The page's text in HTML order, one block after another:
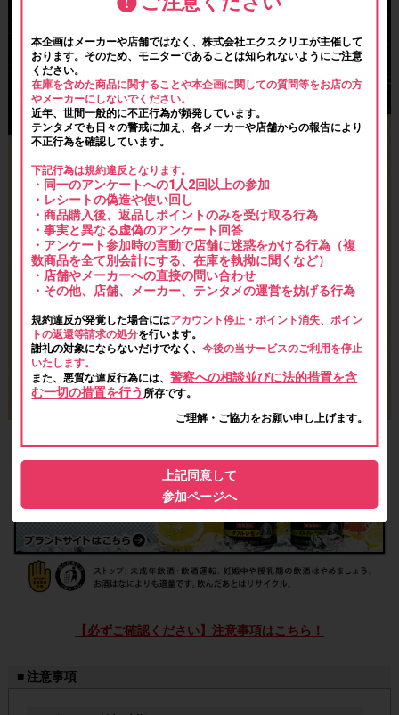
【必ずご確認ください】注意事項はこちら！
■ 注意事項
本企画はメーカーや店舗ではなく、株式会社エクスクリエが主催して
おります。そのため、モニターであることは知られないようにご注意
ください。
在庫を含めた商品に関することや本企画に関しての質問等をお店の方
やメーカーにしないでください。
近年、世間一般的に不正行為が頻発しています。
テンタメでも日々の警戒に加え、各メーカーや店舗からの報告により
不正行為を確認しています。
下記行為は規約違反となります。
・同一のアンケートへの1人2回以上の参加
・レシートの偽造や使い回し
・商品購入後、返品しポイントのみを受け取る行為
・事実と異なる虚偽のアンケート回答
・アンケート参加時の言動で店舗に迷惑をかける行為（複
数商品を全て別会計にする、在庫を執拗に聞くなど）
・店舗やメーカーへの直接の問い合わせ
・その他、店舗、メーカー、テンタメの運営を妨げる行為
規約違反が発覚した場合にはアカウント停止・ポイント消失、ポイン
トの返還等請求の処分を行います。
謝礼の対象にならないだけでなく、今後の当サービスのご利用を停止
いたします。
また、悪質な違反行為には、警察への相談並びに法的措置を含
む一切の措置を行う 所存です。
ご理解・ご協力をお願い申し上げます。
上記同意して
参加ページへ